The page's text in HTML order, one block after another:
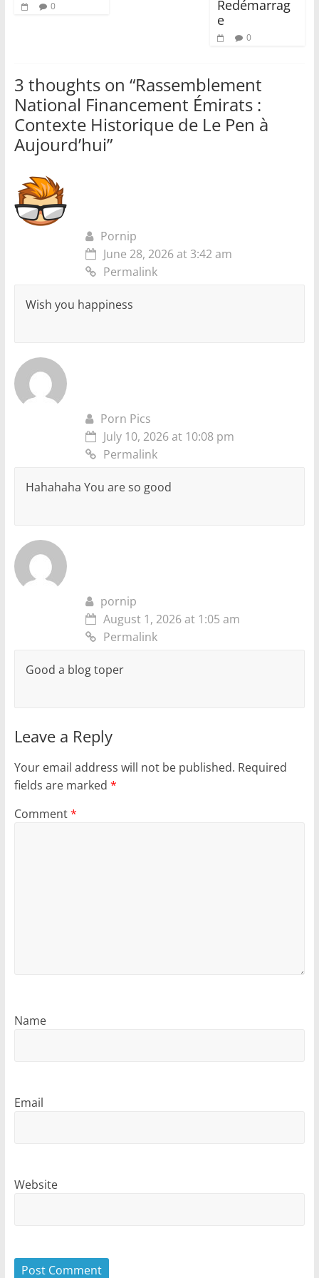
0
Redémarrag
e
0
3 thoughts on “Rassemblement
National Financement Émirats :
Contexte Historique de Le Pen à
Aujourd’hui”
Pornip
June 28, 2026 at 3:42 am
Permalink
Wish you happiness
Porn Pics
July 10, 2026 at 10:08 pm
Permalink
Hahahaha You are so good
pornip
August 1, 2026 at 1:05 am
Permalink
Good a blog toper
Leave a Reply
Your email address will not be published. Required
fields are marked *
Comment*
Name
Email
Website